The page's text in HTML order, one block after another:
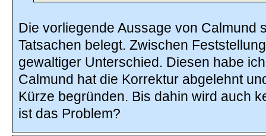
Die vorliegende Aussage von Calmund
Tatsachen belegt. Zwischen
gewaltiger Unterschied. Diesen habe
Calmund hat die Korrektur abgelehnt
Kürze begründen. Bis dahin wird auch
ist das Problem?